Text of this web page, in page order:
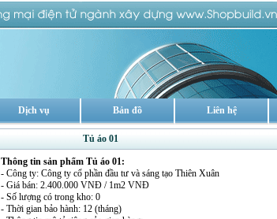
Dịch vụ Bản đồ Liên hệ
Tủ áo 01
Thông tin sản phẩm Tủ áo 01:
- Công ty: Công ty cổ phần đầu tư và sáng tạo Thiên Xuân
- Giá bán: 2.400.000 VNĐ / 1m2 VNĐ
- Số lượng có trong kho: 0
- Thời gian bảo hành: 12 (tháng)